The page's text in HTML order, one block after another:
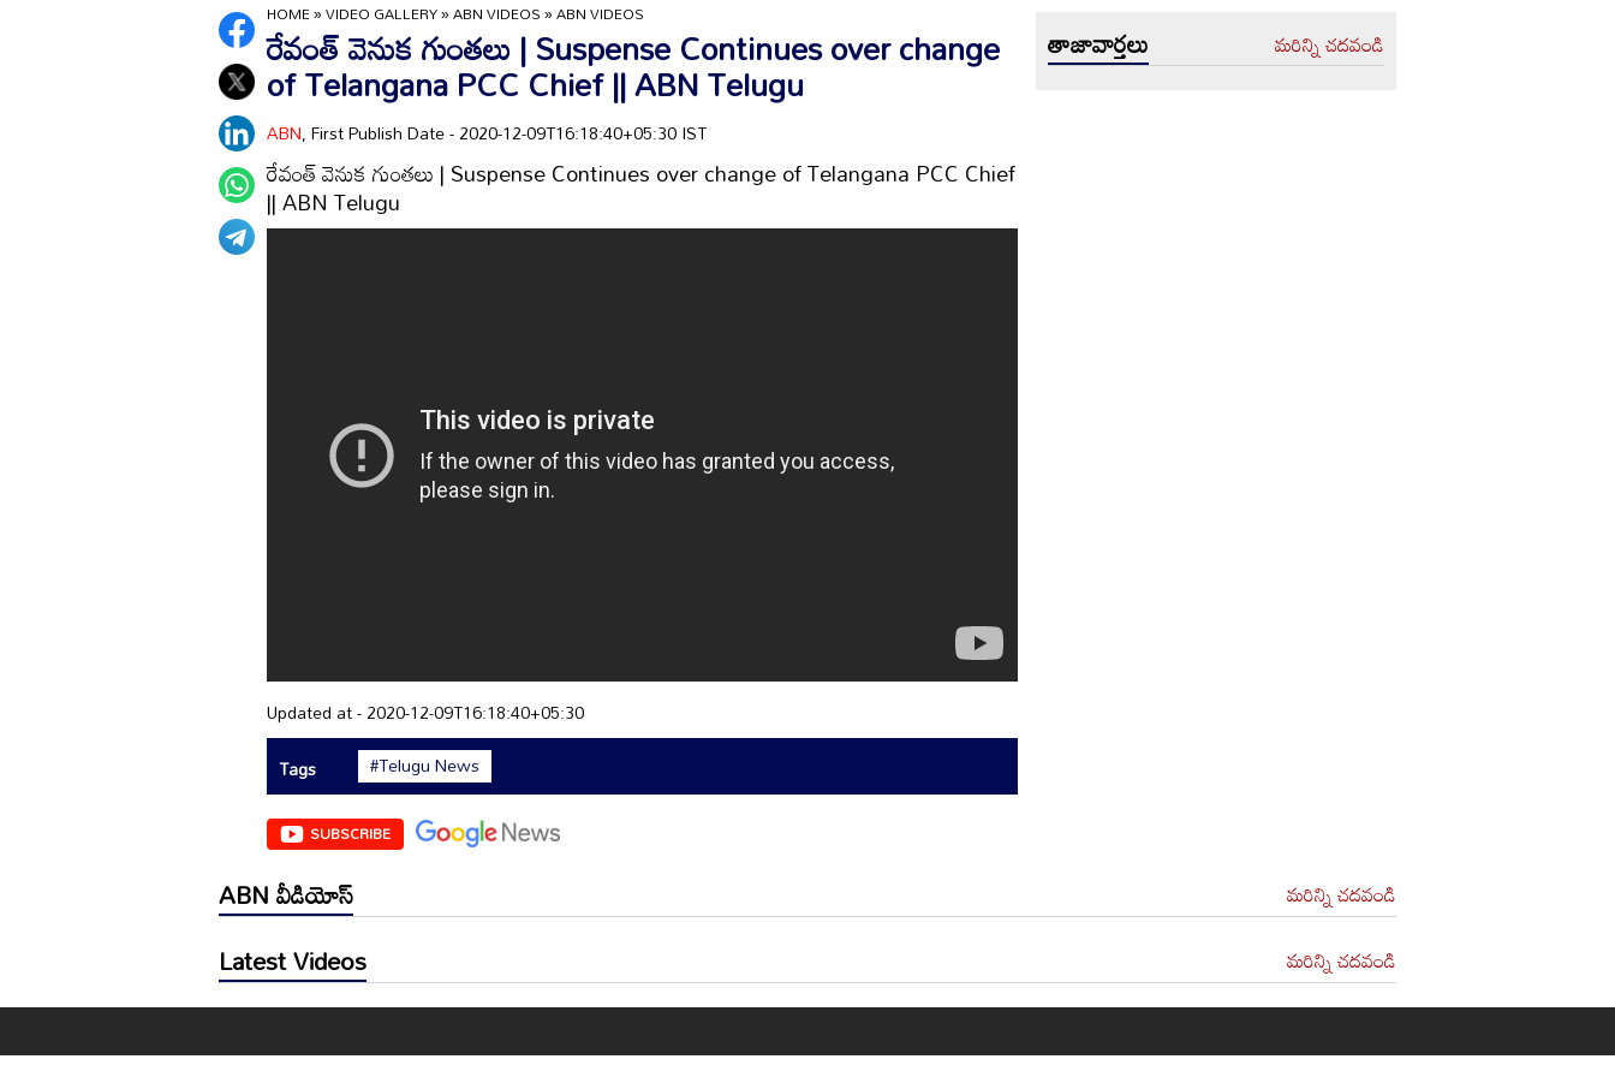
HOME»VIDEO GALLERY»ABN VIDEOS»ABN VIDEOS
రేవంత్ వెనుక గుంతలు | Suspense Continues over change
of Telangana PCC Chief || ABN Telugu
ABN, First Publish Date - 2020-12-09T16:18:40+05:30 IST
రేవంత్ వెనుక గుంతలు | Suspense Continues over change of Telangana PCC Chief
|| ABN Telugu
Updated at - 2020-12-09T16:18:40+05:30
Tags
#Telugu News
SUBSCRIBE
తాజావార్తలు మరిన్ని చదవండి
ABN వీడియోస్ మరిన్ని చదవండి
Latest Videos మరిన్ని చదవండి